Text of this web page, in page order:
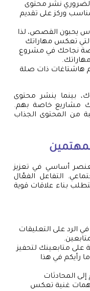
نشر محتوى
وركز على تقديم
يحبون القصص، لذا
تعكس مهاراتك
نجاحك في مشروع
هاشتاغات ذات صلة
بينما ينشر محتوى
مشاريع خاصة بهم.
من المحتوى الجذاب
كعنصر أساسي في تعزيز
التفاعل الفعّال
بناء علاقات قوية
الرد على التعليقات
على متابعينك لتحفيز
رأيكم في هذا
المحادثات
غنية تعكس